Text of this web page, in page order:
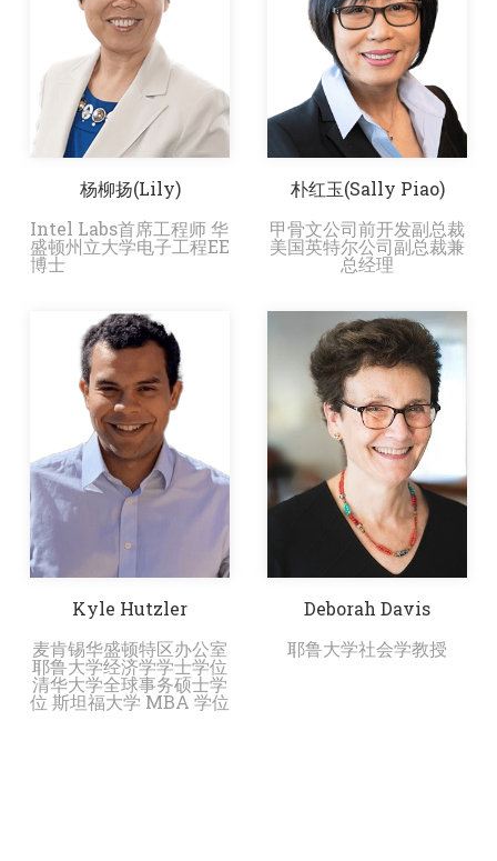
杨柳扬(Lily)
Intel Labs首席工程师 华
盛顿州立大学电子工程EE
博士
朴红玉(Sally Piao)
甲骨文公司前开发副总裁
美国英特尔公司副总裁兼
总经理
Kyle Hutzler
麦肯锡华盛顿特区办公室
耶鲁大学经济学学士学位
清华大学全球事务硕士学
位 斯坦福大学 MBA 学位
Deborah Davis
耶鲁大学社会学教授